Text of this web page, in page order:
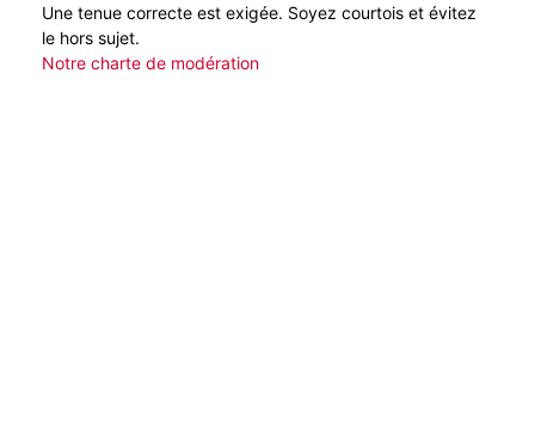
Une tenue correcte est exigée. Soyez courtois et évitez
le hors sujet.
Notre charte de modération